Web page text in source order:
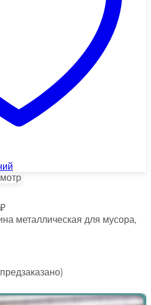
₽
металлическая для мусора,